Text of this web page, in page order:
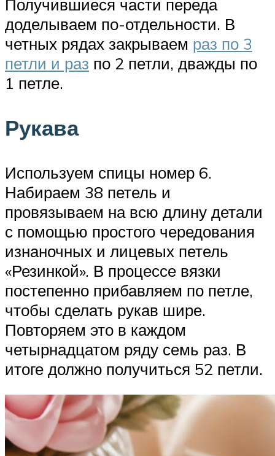
Получившиеся части переда
доделываем по-отдельности. В
четных рядах закрываем раз по 3
петли и раз по 2 петли, дважды по
1 петле.
Рукава
Используем спицы номер 6.
Набираем 38 петель и
провязываем на всю длину детали
с помощью простого чередования
изнаночных и лицевых петель
«Резинкой». В процессе вязки
постепенно прибавляем по петле,
чтобы сделать рукав шире.
Повторяем это в каждом
четырнадцатом ряду семь раз. В
итоге должно получиться 52 петли.